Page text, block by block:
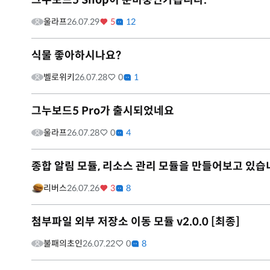
울라프26.07.29 5 12
식물 좋아하시나요?
벨로위키26.07.28 0 1
그누보드5 Pro가 출시되었네요
울라프26.07.28 0 4
종합 알림 모듈, 리소스 관리 모듈을 만들어보고 있습
리버스26.07.26 3 8
첨부파일 외부 저장소 이동 모듈 v2.0.0 [최종]
불패의초인26.07.22 0 8